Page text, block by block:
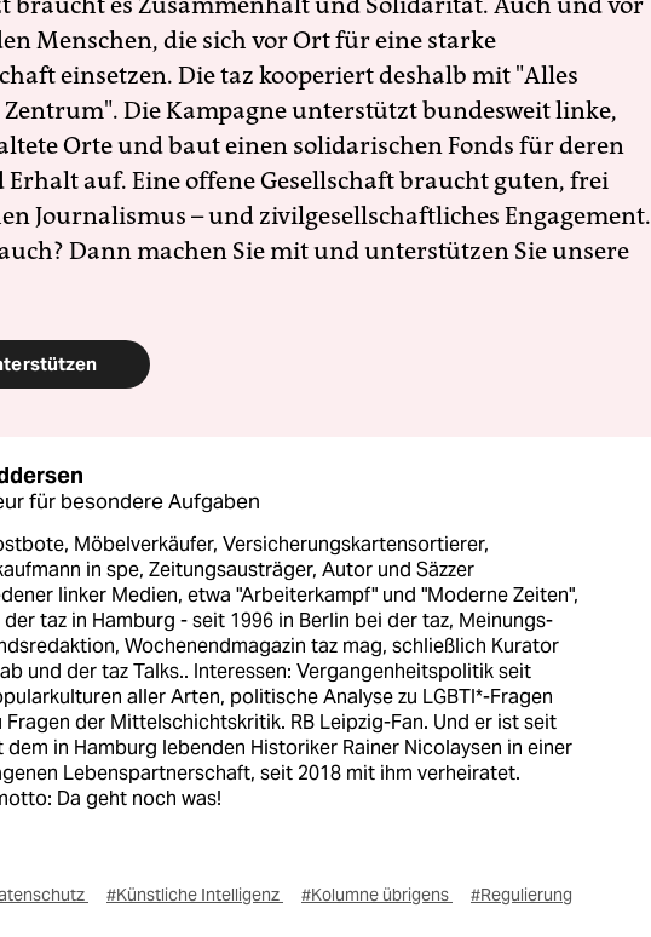
Menschen, die sich vor Ort für eine starke
einsetzen. Die taz kooperiert deshalb mit "Alles
Die Kampagne unterstützt bundesweit linke,
Orte und baut einen solidarischen Fonds für deren
Erhalt auf. Eine offene Gesellschaft braucht guten, frei
Journalismus – und zivilgesellschaftliches Engagement.
Dann machen Sie mit und unterstützen Sie unsere
für besondere Aufgaben
Möbelverkäufer, Versicherungskartensortierer,
in spe, Zeitungsausträger, Autor und Säzzer
linker Medien, etwa "Arbeiterkampf" und "Moderne Zeiten",
taz in Hamburg - seit 1996 in Berlin bei der taz, Meinungs-
Wochenendmagazin taz mag, schließlich Kurator
und der taz Talks.. Interessen: Vergangenheitspolitik seit
aller Arten, politische Analyse zu LGBTI*-Fragen
Fragen der Mittelschichtskritik. RB Leipzig-Fan. Und er ist seit
dem in Hamburg lebenden Historiker Rainer Nicolaysen in einer
Lebenspartnerschaft, seit 2018 mit ihm verheiratet.
Da geht noch was!
#Künstliche Intelligenz #Kolumne übrigens #Regulierung